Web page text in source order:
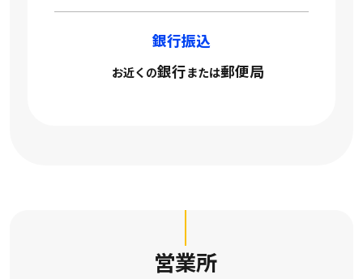
銀行振込
お近くの銀行または郵便局
営業所